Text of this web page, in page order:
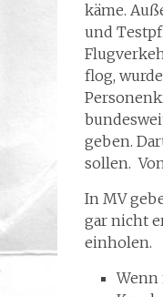
käme.
und
flog,
geben.
sollen.
In MV
gar nicht
einholen.
Wenn